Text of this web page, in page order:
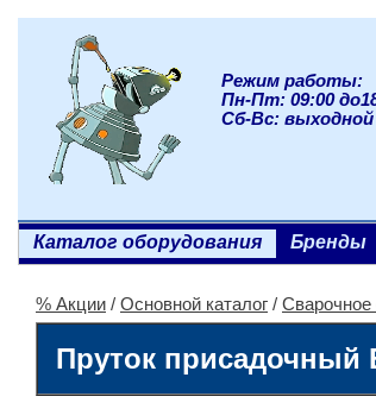
Режим работы:
Пн-Пт: 09:00
Сб-Вс: выходной
Каталог оборудования Бренды
% Акции / Основной каталог / Сварочное
Пруток присадочный